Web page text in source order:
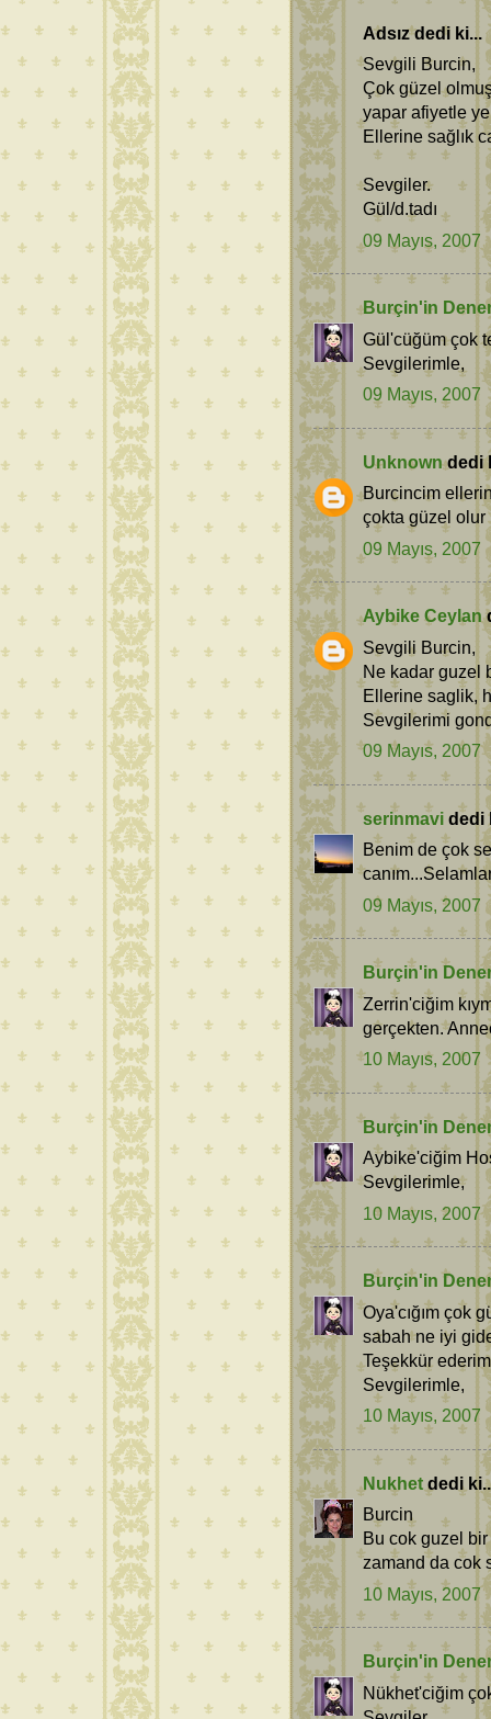
Adsız dedi ki...
Sevgili Burcin,
Çok güzel
yapar afiyetle
Ellerine sağlık
Sevgiler.
Gül/d.tadı
09 Mayıs, 2007
Burçin'in
Gül'cüğüm çok
Sevgilerimle,
09 Mayıs, 2007
Unknowndedi
Burcincim
çokta güzel olur
09 Mayıs, 2007
Aybike Ceylan
Sevgili Burcin,
Ne kadar guzel
Ellerine saglik,
Sevgilerimi
09 Mayıs, 2007
serinmavi dedi
Benim de çok
09 Mayıs, 2007
Burçin'in
Zerrin'ciğim
gerçekten.
10 Mayıs, 2007
Burçin'in
Aybike'ciğim
Sevgilerimle,
10 Mayıs, 2007
Burçin'in
Oya'cığım çok
sabah ne iyi
Teşekkür
Sevgilerimle,
10 Mayıs, 2007
Nukhet dedi
Burcin
Bu cok guzel
zamand da cok
10 Mayıs, 2007
Burçin'in
Nükhet'ciğim